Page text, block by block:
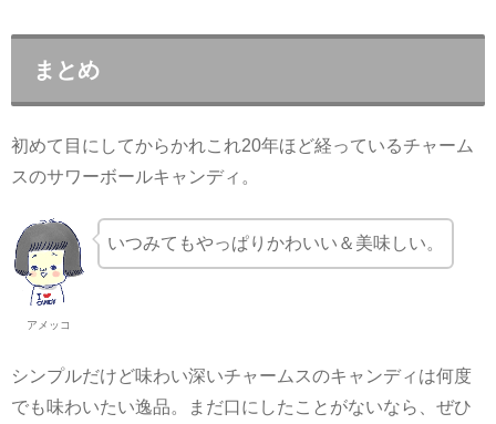
まとめ
初めて目にしてからかれこれ20年ほど経っているチャーム
スのサワーボールキャンディ。
アメッコ
いつみてもやっぱりかわいい＆美味しい。
シンプルだけど味わい深いチャームスのキャンディは何度
でも味わいたい逸品。まだ口にしたことがないなら、ぜひ